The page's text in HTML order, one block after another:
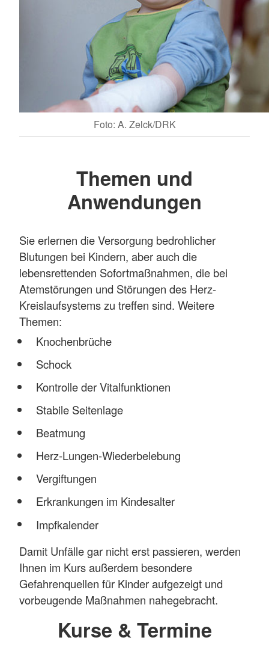
Foto: A. Zelck/DRK
Themen und
Anwendungen
Sie erlernen die Versorgung bedrohlicher
Blutungen bei Kindern, aber auch die
lebensrettenden Sofortmaßnahmen, die bei
Atemstörungen und Störungen des Herz-
Kreislaufsystems zu treffen sind. Weitere
Themen:
Knochenbrüche
Schock
Kontrolle der Vitalfunktionen
Stabile Seitenlage
Beatmung
Herz-Lungen-Wiederbelebung
Vergiftungen
Erkrankungen im Kindesalter
Impfkalender
Damit Unfälle gar nicht erst passieren, werden
Ihnen im Kurs außerdem besondere
Gefahrenquellen für Kinder aufgezeigt und
vorbeugende Maßnahmen nahegebracht.
Kurse & Termine